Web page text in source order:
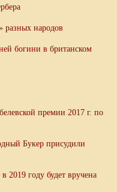
народов
богини в британском
премии 2017 г. по
Букер присудили
2019 году будет вручена